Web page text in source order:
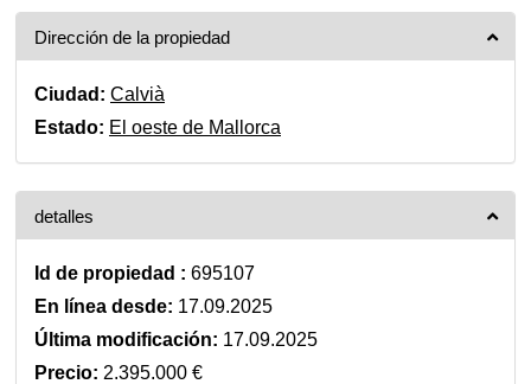
Dirección de la propiedad
Ciudad: Calvià
Estado: El oeste de Mallorca
detalles
Id de propiedad : 695107
En línea desde: 17.09.2025
Última modificación: 17.09.2025
Precio: 2.395.000 €